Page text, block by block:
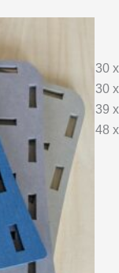
30
30
39
48